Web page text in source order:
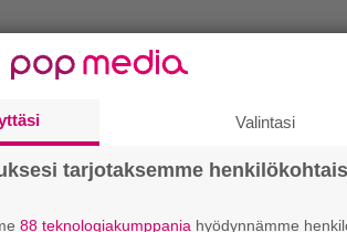
Valintasi
tarjotaksemme
88 teknologiakumppania hyödynnämme